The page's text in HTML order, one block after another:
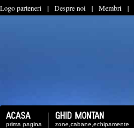
Logo parteneri | Despre noi | Membri |
prima pagina zone,cabane,echipamente